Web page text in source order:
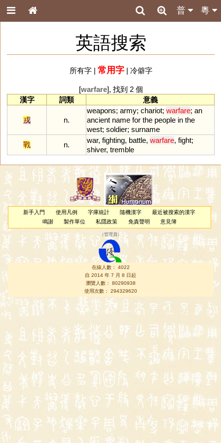
粵
普
英語搜索
所有字| 常用字| 冷僻字
[warfare], 找到 2 個
漢字
詞類 意義
戎 n.
weapons; army; chariot; warfare; an
ancient name for the people in the
west; soldier; surname
戰
n.
war, fighting, battle, warfare, fight;
shiver, tremble
新手入門 使用凡例 字庫統計 隨機漢字
最近被搜索的漢字
鳴謝
製作單位 私隱政策 免責聲明 意見簿
（管理員 ）
在線人數： 4022
自 2014 年 7 月 8 日起
瀏覽人數： 80290938
使用次數： 294329620